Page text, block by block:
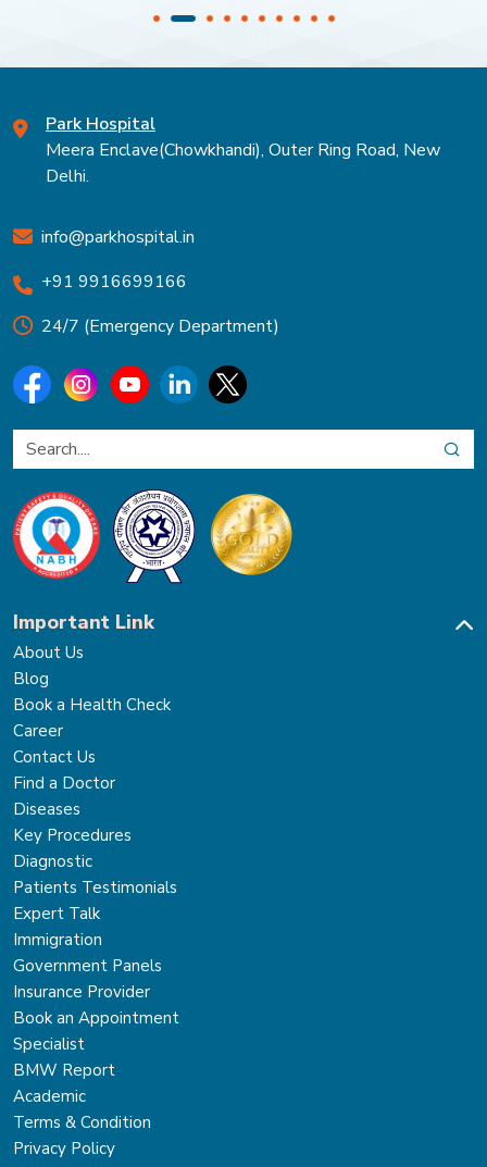
Park Hospital
Meera Enclave(Chowkhandi), Outer Ring Road, New
Delhi.
info@parkhospital.in
+91 9916699166
24/7 (Emergency Department)
Important Link
About Us
Blog
Book a Health Check
Career
Contact Us
Find a Doctor
Diseases
Key Procedures
Diagnostic
Patients Testimonials
Expert Talk
Immigration
Government Panels
Insurance Provider
Book an Appointment
Specialist
BMW Report
Academic
Terms & Condition
Privacy Policy